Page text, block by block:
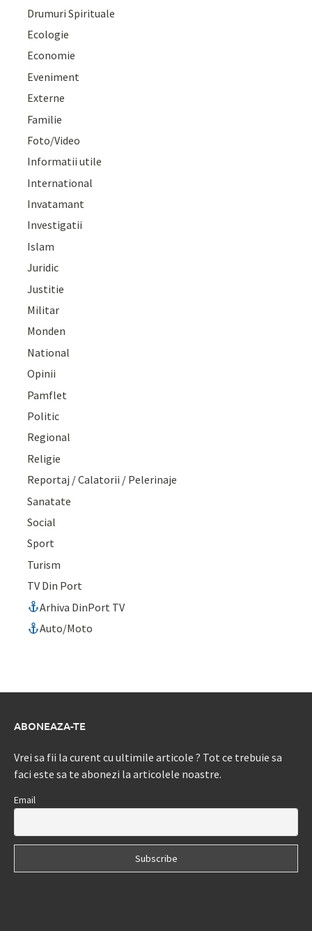
Drumuri Spirituale
Ecologie
Economie
Eveniment
Externe
Familie
Foto/Video
Informatii utile
International
Invatamant
Investigatii
Islam
Juridic
Justitie
Militar
Monden
National
Opinii
Pamflet
Politic
Regional
Religie
Reportaj / Calatorii / Pelerinaje
Sanatate
Social
Sport
Turism
TV Din Port
Arhiva DinPort TV
Auto/Moto
ABONEAZA-TE
Vrei sa fii la curent cu ultimile articole ? Tot ce trebuie sa
faci este sa te abonezi la articolele noastre.
Email